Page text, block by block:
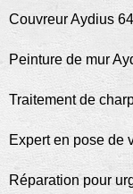
Couvreur Aydius
Peinture de mur
Traitement de
Expert en pose de
Réparation pour